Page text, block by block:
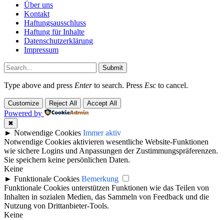
Über uns
Kontakt
Haftungsausschluss
Haftung für Inhalte
Datenschutzerklärung
Impressum
Submit
Type above and press Enterto search. Press Esc to cancel.
Customize Reject All Accept All
Powered by
✖
► Notwendige Cookies Immer aktiv
Notwendige Cookies aktivieren wesentliche Website-Funktionen
wie sichere Logins und Anpassungen der Zustimmungspräferenzen.
Sie speichern keine persönlichen Daten.
Keine
► Funktionale Cookies Bemerkung
Funktionale Cookies unterstützen Funktionen wie das Teilen von
Inhalten in sozialen Medien, das Sammeln von Feedback und die
Nutzung von Drittanbieter-Tools.
Keine